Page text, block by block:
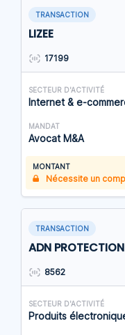
TRANSACTION
LIZEE
17199
SECTEUR D'ACTIVITÉ
Internet & e-
MANDAT
Avocat M&A
MONTANT
Nécessite un
TRANSACTION
ADN PROTECTION
8562
SECTEUR D'ACTIVITÉ
Produits